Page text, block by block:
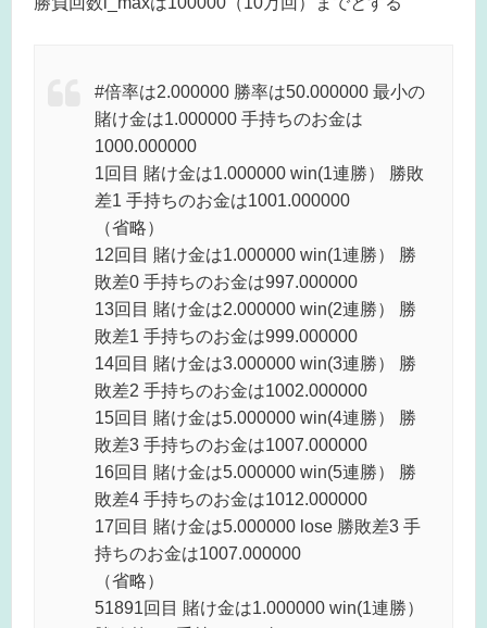
#倍率は2.000000 勝率は50.000000 最小の
賭け金は1.000000 手持ちのお金は
1000.000000
1回目 賭け金は1.000000 win(1連勝） 勝敗
差1 手持ちのお金は1001.000000
（省略）
12回目 賭け金は1.000000 win(1連勝） 勝
敗差0 手持ちのお金は997.000000
13回目 賭け金は2.000000 win(2連勝） 勝
敗差1 手持ちのお金は999.000000
14回目 賭け金は3.000000 win(3連勝） 勝
敗差2 手持ちのお金は1002.000000
15回目 賭け金は5.000000 win(4連勝） 勝
敗差3 手持ちのお金は1007.000000
16回目 賭け金は5.000000 win(5連勝） 勝
敗差4 手持ちのお金は1012.000000
17回目 賭け金は5.000000 lose 勝敗差3 手
持ちのお金は1007.000000
（省略）
51891回目 賭け金は1.000000 win(1連勝）